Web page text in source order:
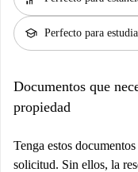
school Perfecto para
Documentos que
propiedad
Tenga estos
solicitud. Sin ellos, la